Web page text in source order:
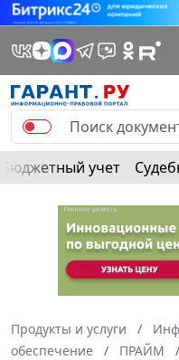
Бюджетный учет
Продукты и услуги
обеспечение
ПРАЙМ